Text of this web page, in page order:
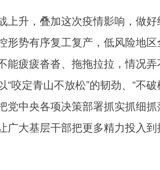
升，叠加这次疫情影响，做好
势有序复工复产，低风险地
疲疲沓沓、拖拖拉拉，情况
定青山不放松”的韧劲、“不
中央各项决策部署抓实抓细
大基层干部把更多精力投入